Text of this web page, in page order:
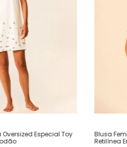
Especial Toy
Blusa
Retilínea